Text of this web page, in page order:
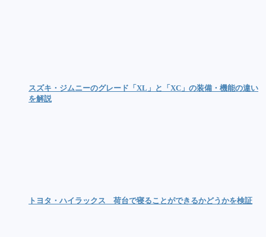
スズキ・ジムニーのグレード「XL」と「XC」の装備・機能の違い
を解説
トヨタ・ハイラックス 荷台で寝ることができるかどうかを検証